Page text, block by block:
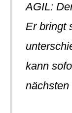
AGIL:
Er bringt
kann
nächsten